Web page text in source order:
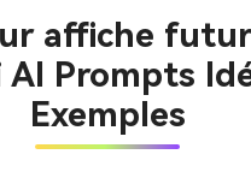
affiche
AI Prompts
Exemples